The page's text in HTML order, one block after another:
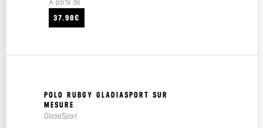
À partir de
37.98€
POLO RUBGY GLADIASPORT SUR
MESURE
GladiaSport